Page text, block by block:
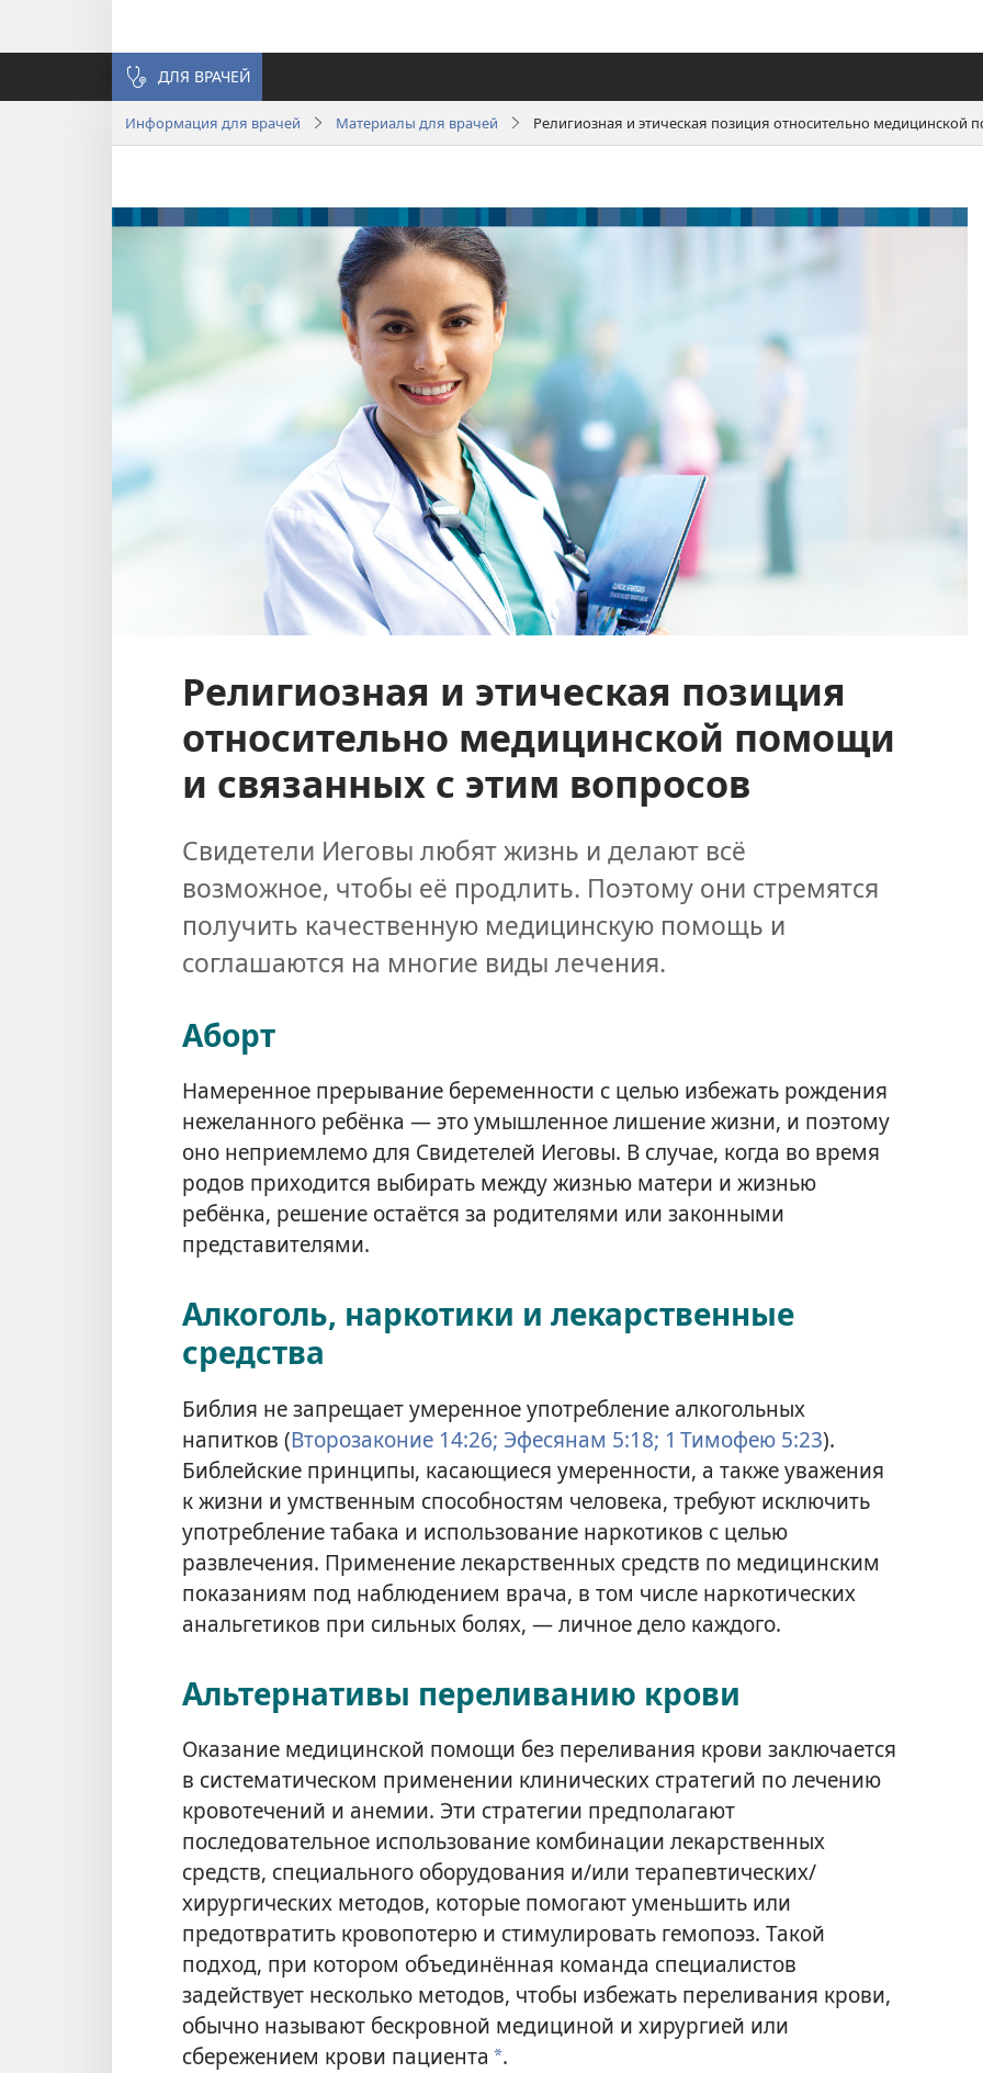
ДЛЯ ВРАЧЕЙ
Информация для врачей Материалы для врачей Религиозная и этическая позиция относительно медицинской
Религиозная и этическая позиция
относительно медицинской помощи
и связанных с этим вопросов
Свидетели Иеговы любят жизнь и делают всё
возможное, чтобы её продлить. Поэтому они стремятся
получить качественную медицинскую помощь и
соглашаются на многие виды лечения.
Аборт
Намеренное прерывание беременности с целью избежать рождения
нежеланного ребёнка — это умышленное лишение жизни, и поэтому
оно неприемлемо для Свидетелей Иеговы. В случае, когда во время
родов приходится выбирать между жизнью матери и жизнью
ребёнка, решение остаётся за родителями или законными
представителями.
Алкоголь, наркотики и лекарственные
средства
Библия не запрещает умеренное употребление алкогольных
напитков (Второзаконие 14:26; Эфесянам 5:18; 1 Тимофею 5:23).
Библейские принципы, касающиеся умеренности, а также уважения
к жизни и умственным способностям человека, требуют исключить
употребление табака и использование наркотиков с целью
развлечения. Применение лекарственных средств по медицинским
показаниям под наблюдением врача, в том числе наркотических
анальгетиков при сильных болях, — личное дело каждого.
Альтернативы переливанию крови
Оказание медицинской помощи без переливания крови заключается
в систематическом применении клинических стратегий по лечению
кровотечений и анемии. Эти стратегии предполагают
последовательное использование комбинации лекарственных
средств, специального оборудования и/или терапевтических/
хирургических методов, которые помогают уменьшить или
предотвратить кровопотерю и стимулировать гемопоэз. Такой
подход, при котором объединённая команда специалистов
задействует несколько методов, чтобы избежать переливания крови,
обычно называют бескровной медициной и хирургией или
сбережением крови пациента a.